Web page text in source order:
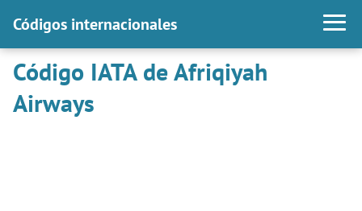
Códigos internacionales
Código IATA de Afriqiyah
Airways